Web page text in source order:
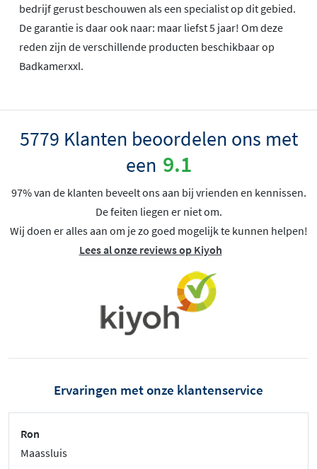
bedrijf gerust beschouwen als een specialist op dit gebied.
De garantie is daar ook naar: maar liefst 5 jaar! Om deze
reden zijn de verschillende producten beschikbaar op
Badkamerxxl.
5779 Klanten beoordelen ons met
een 9.1
97% van de klanten beveelt ons aan bij vrienden en kennissen.
De feiten liegen er niet om.
Wij doen er alles aan om je zo goed mogelijk te kunnen helpen!
Lees al onze reviews op Kiyoh
Ervaringen met onze klantenservice
Ron
Maassluis